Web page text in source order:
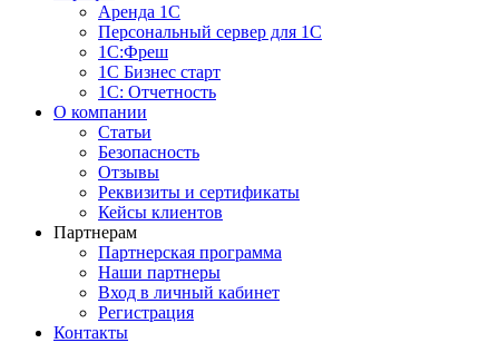
Аренда 1С
Персональный сервер для 1С
1С:Фреш
1С Бизнес старт
1С: Отчетность
О компании
Статьи
Безопасность
Отзывы
Реквизиты и сертификаты
Кейсы клиентов
Партнерам
Партнерская программа
Наши партнеры
Вход в личный кабинет
Регистрация
Контакты